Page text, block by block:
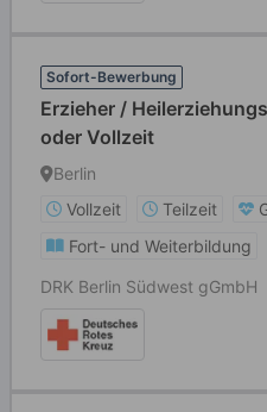
Sofort-Bewerbung
Erzieher /
oder Vollzeit
Berlin
Vollzeit
Teilzeit
Fort- und Weiterbildung
DRK Berlin Südwest gGmbH